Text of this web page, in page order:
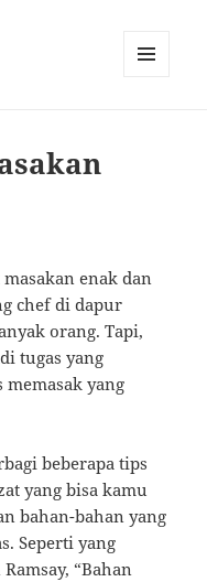
enak dan
chef di dapur
orang. Tapi,
tugas yang
yang
beberapa tips
yang bisa kamu
bahan-bahan yang
Seperti yang
“Bahan